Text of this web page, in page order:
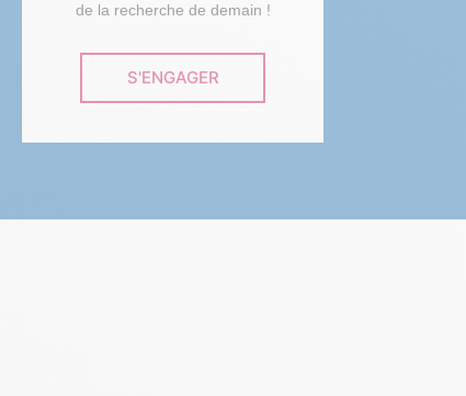
de la recherche de demain !
S'ENGAGER